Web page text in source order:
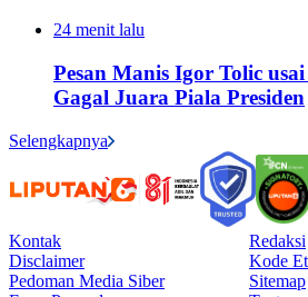
24 menit lalu
Pesan Manis Igor Tolic
Gagal Juara Piala Presiden
Selengkapnya
Kontak
Redaksi
Disclaimer
Kode
Pedoman Media Siber
Sitemap